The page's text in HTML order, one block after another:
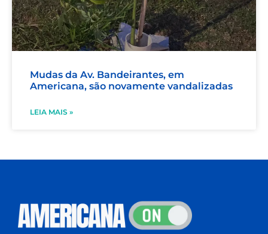
Mudas da Av. Bandeirantes, em
Americana, são novamente vandalizadas
LEIA MAIS »